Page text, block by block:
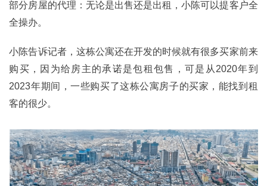
部分房屋的代理：无论是出售还是出租，小陈可以提客户全
全操办。
小陈告诉记者，这栋公寓还在开发的时候就有很多买家前来
购买，因为给房主的承诺是包租包售，可是从2020年到
2023年期间，一些购买了这栋公寓房子的买家，能找到租
客的很少。